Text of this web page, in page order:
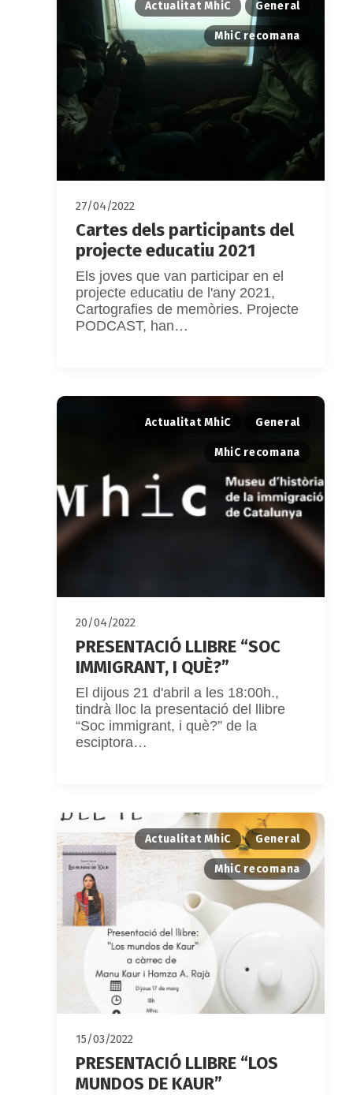
Actualitat MhiC General
MhiC recomana
27/04/2022
Cartes dels participants del
projecte educatiu 2021
Els joves que van participar en el
projecte educatiu de l'any 2021,
Cartografies de memòries. Projecte
PODCAST, han…
Actualitat MhiC General
MhiC recomana
20/04/2022
PRESENTACIÓ LLIBRE “SOC
IMMIGRANT, I QUÈ?”
El dijous 21 d'abril a les 18:00h.,
tindrà lloc la presentació del llibre
“Soc immigrant, i què?” de la
esciptora…
Actualitat MhiC General
MhiC recomana
15/03/2022
PRESENTACIÓ LLIBRE “LOS
MUNDOS DE KAUR”